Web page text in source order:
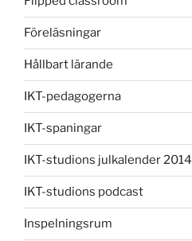
Föreläsningar
Hållbart lärande
IKT-pedagogerna
IKT-spaningar
IKT-studions julkalender 2014
IKT-studions podcast
Inspelningsrum